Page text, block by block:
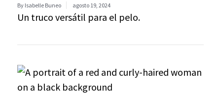
By Isabelle Buneo agosto 19, 2024
Un truco versátil para el pelo.